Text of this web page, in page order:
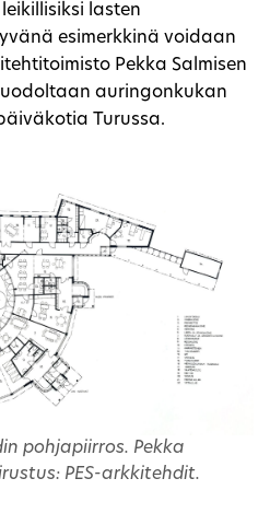
lasten
esimerkkinä voidaan
Pekka Salmisen
auringonkukan
Turussa.
pohjapiirros. Pekka
PES-arkkitehdit.